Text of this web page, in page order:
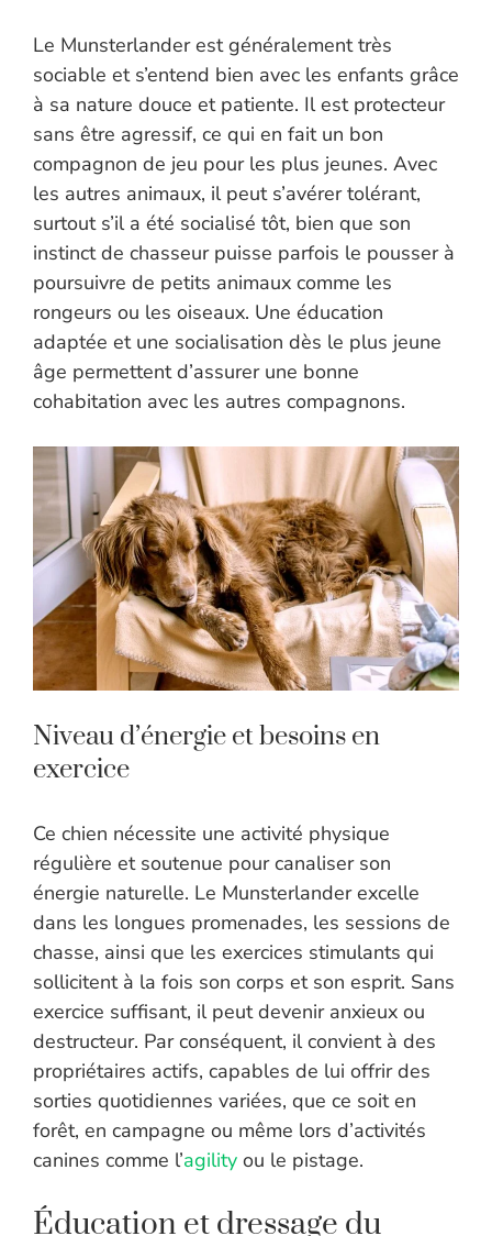
Le Munsterlander est généralement très
sociable et s’entend bien avec les enfants grâce
à sa nature douce et patiente. Il est protecteur
sans être agressif, ce qui en fait un bon
compagnon de jeu pour les plus jeunes. Avec
les autres animaux, il peut s’avérer tolérant,
surtout s’il a été socialisé tôt, bien que son
instinct de chasseur puisse parfois le pousser à
poursuivre de petits animaux comme les
rongeurs ou les oiseaux. Une éducation
adaptée et une socialisation dès le plus jeune
âge permettent d’assurer une bonne
cohabitation avec les autres compagnons.
Niveau d’énergie et besoins en
exercice
Ce chien nécessite une activité physique
régulière et soutenue pour canaliser son
énergie naturelle. Le Munsterlander excelle
dans les longues promenades, les sessions de
chasse, ainsi que les exercices stimulants qui
sollicitent à la fois son corps et son esprit. Sans
exercice suffisant, il peut devenir anxieux ou
destructeur. Par conséquent, il convient à des
propriétaires actifs, capables de lui offrir des
sorties quotidiennes variées, que ce soit en
forêt, en campagne ou même lors d’activités
canines comme l’agility ou le pistage.
Éducation et dressage du